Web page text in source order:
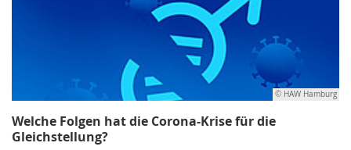
© HAW Hamburg
Welche Folgen hat die Corona-Krise für die
Gleichstellung?